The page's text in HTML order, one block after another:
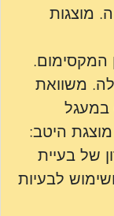
מוצגות
המקסימום.
משוואת
במעגל
היטב:
של בעיית
לבעיות